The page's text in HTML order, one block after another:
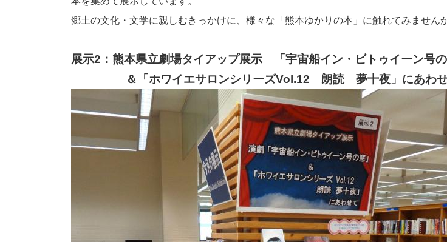
郷土の文化・文学に親しむきっかけに、様々な「熊本ゆかりの本」に触れてみません
展示2：熊本県立劇場タイアップ展示 「宇宙船イン・ビトゥイーン号の
＆「ホワイエサロンシリーズVol.12 朗読 夢十夜」にあわ